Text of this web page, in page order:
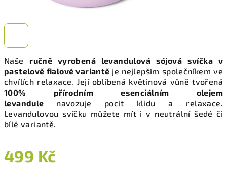
Naše ručně vyrobená levandulová sójová svíčka v
pastelově fialové variantě je nejlepším společníkem ve
chvílích relaxace. Její oblíbená květinová vůně tvořená
100% přírodním esenciálním olejem
levandule navozuje pocit klidu a relaxace.
Levandulovou svíčku můžete mít i v neutrální šedé či
bílé variantě.
499 Kč